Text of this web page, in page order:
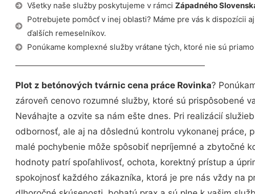
Všetky naše služby poskytujeme v rámci Západného
Potrebujete pomôcť v inej oblasti? Máme pre vás k dispozícii
ďalších remeselníkov.
Ponúkame komplexné služby vrátane tých, ktoré nie sú
Plot z betónových tvárnic cena práce Rovinka?
zároveň cenovo rozumné služby, ktoré sú prispôsobené
Neváhajte a ozvite sa nám ešte dnes. Pri realizácií
odbornosť, ale aj na dôslednú kontrolu vykonanej práce,
malé pochybenie môže spôsobiť nepríjemné a zbytočné
hodnoty patrí spoľahlivosť, ochota, korektný prístup a
spokojnosť každého zákazníka, ktorá je pre nás vždy na